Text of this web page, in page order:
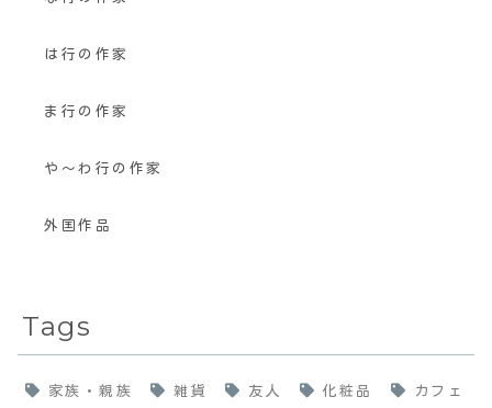
は行の作家
ま行の作家
や〜わ行の作家
外国作品
Tags
家族・親族 雑貨 友人 化粧品 カフェ